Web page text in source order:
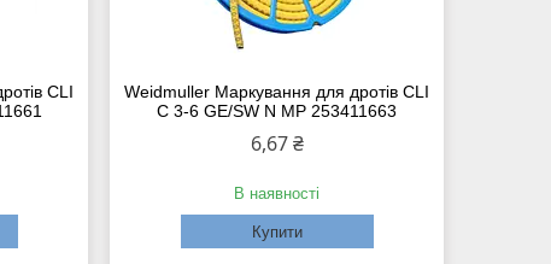
CLI
Weidmuller Маркування для дротів CLI
C 3-6 GE/SW N MP 253411663
6,67 ₴
В наявності
Купити